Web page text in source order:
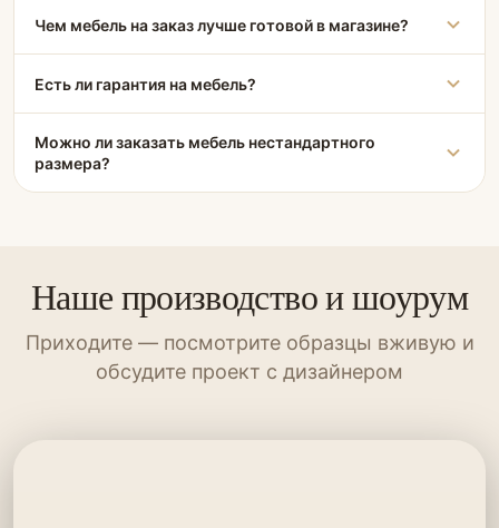
Чем мебель на заказ лучше готовой в магазине?
Есть ли гарантия на мебель?
Можно ли заказать мебель нестандартного
размера?
Наше производство и шоурум
Приходите — посмотрите образцы вживую и
обсудите проект с дизайнером